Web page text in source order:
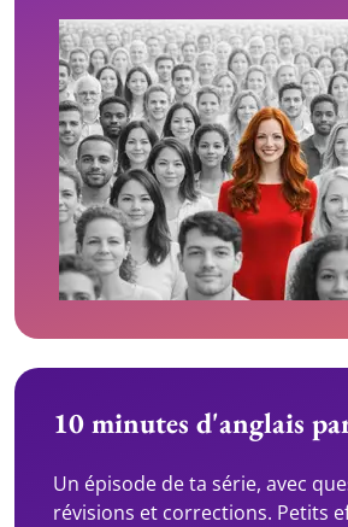
10 minutes d'anglais
Un épisode de ta série, avec
révisions et corrections. Petits